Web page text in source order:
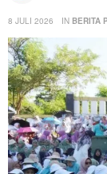
8 JULI 2026 IN BERITA